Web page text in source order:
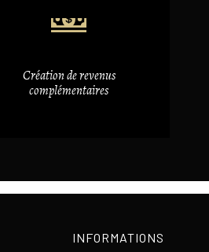
Création de revenus
complémentaires
INFORMATIONS